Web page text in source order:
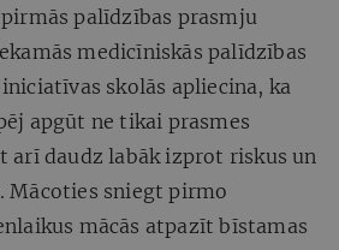
palīdzības prasmju
medicīniskās palīdzības
skolās apliecina, ka
apgūt ne tikai prasmes
arī daudz labāk izprot riskus un
Mācoties sniegt pirmo
mācās atpazīt bīstamas